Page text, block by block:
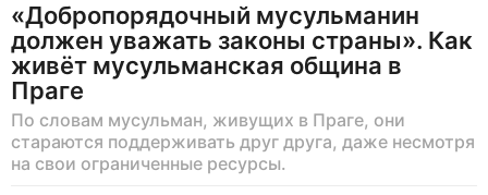
«Добропорядочный мусульманин
должен уважать законы страны». Как
живёт мусульманская община в
Праге
По словам мусульман, живущих в Праге, они
стараются поддерживать друг друга, даже несмотря
на свои ограниченные ресурсы.